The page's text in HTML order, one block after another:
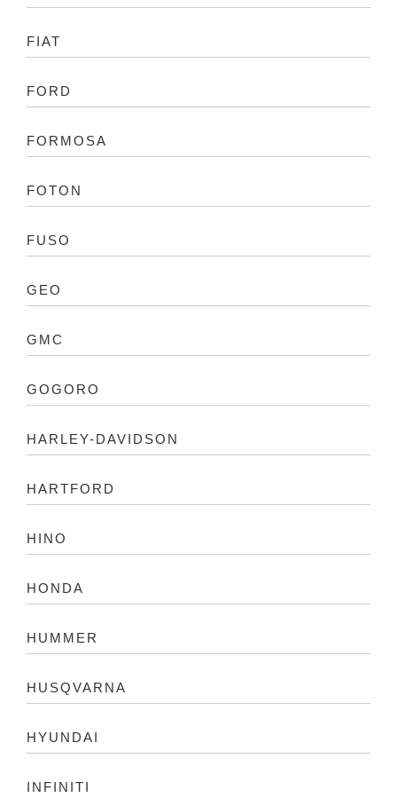
FIAT
FORD
FORMOSA
FOTON
FUSO
GEO
GMC
GOGORO
HARLEY-DAVIDSON
HARTFORD
HINO
HONDA
HUMMER
HUSQVARNA
HYUNDAI
INFINITI